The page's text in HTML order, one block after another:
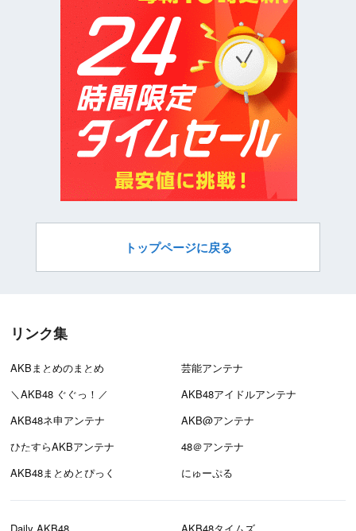
トップページに戻る
リンク集
AKBまとめのまとめ
芸能アンテナ
＼AKB48 ぐぐっ！／
AKB48アイドルアンテナ
AKB48ネ申アンテナ
AKB@アンテナ
ひたすらAKBアンテナ
48＠アンテナ
AKB48まとめとぴっく
にゅーぷる